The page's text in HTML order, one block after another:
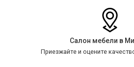
Салон мебели в
Приезжайте и оцените